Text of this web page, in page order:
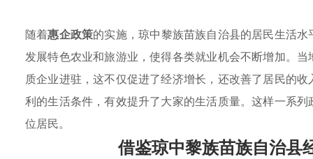
随着惠企政策的实施，琼中黎族苗族自治县的居民生活
发展特色农业和旅游业，使得各类就业机会不断增加。
质企业进驻，这不仅促进了经济增长，还改善了居民的
利的生活条件，有效提升了大家的生活质量。这样一系
位居民。
借鉴琼中黎族苗族自治县